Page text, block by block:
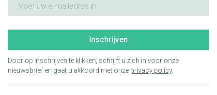
Inschrijven
Door op inschrijven te klikken, schrijft u zich in voor onze
nieuwsbrief en gaat u akkoord met onze privacy policy.